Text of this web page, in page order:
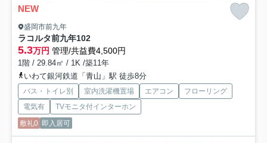
NEW
盛岡市前九年
ラコルタ前九年102
5.3万円 管理/共益費4,500円
1階 / 29.84㎡ / 1K /築11年
いわて銀河鉄道「青山」駅 徒歩8分
バス・トイレ別 室内洗濯機置場 エアコン
フローリング
電気有
TVモニタ付インターホン
敷礼0 即入居可